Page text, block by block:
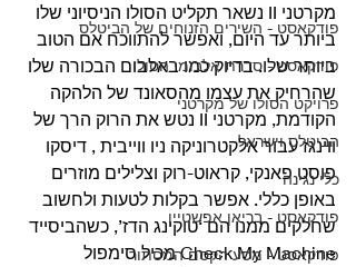
פודקאסט - השירים הזנוחים של הביטלס
פודקאסט - סדרת אלבומי הסולו
פרויקט הסולו של מקרטני
הביטלס וישראל
כלי נגינה
פודקאסט - בריאן אפשטיין
פודקאסט - מסע הקסם המסתורי
מקרטני II נשאר תקליט הסולו הניסיוני שלו
ביותר עד היום, ואפשר להתווכח אם הטוב
ביותר שלו. בדיוק כמו באלבום הבכורה שלו
שהרחיק את עצמו מהסאונד של הלהקה
הקודמת, מקרטני II נטש את הרוק הרך של
ווינגז עבור אלקטרוניקה ניו ווייבית , דיסקו
פוסט פאנקי, קראוט-רוק וצלילים מוזרים
באופן כללי. אפשר בקלות לטעות ולחשוב
שחלקים ממנו הם ‘טוקינג הדז’, כשהביסייד
Check My Machine מכיל סימפול